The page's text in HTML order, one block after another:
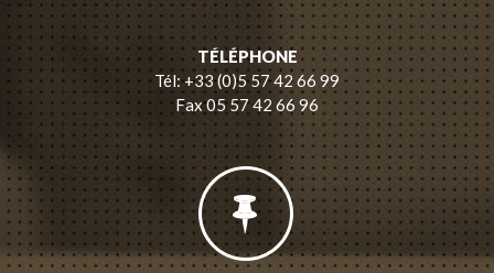
TÉLÉPHONE
Tél: +33 (0)5 57 42 66 99
Fax 05 57 42 66 96